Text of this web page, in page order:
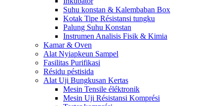
Suhu konstan & Kalembaban Box
Kotak Tipe Résistansi tungku
Palung Suhu Konstan
Instrumen Analisis Fisik & Kimia
Kamar & Oven
Alat Nyiapkeun Sampel
Fasilitas Purifikasi
Résidu péstisida
Alat Uji Bungkusan Kertas
Mesin Tensile éléktronik
Mesin Uji Résistansi Komprési